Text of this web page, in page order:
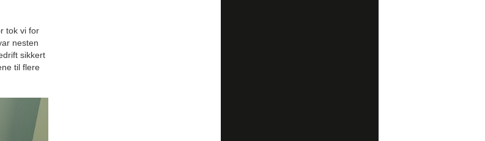
tok vi for
nesten
sikkert
til flere